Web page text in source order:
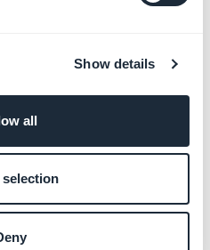
Show details
all
di accettare i
prima dell'iscrizione
la lista degli